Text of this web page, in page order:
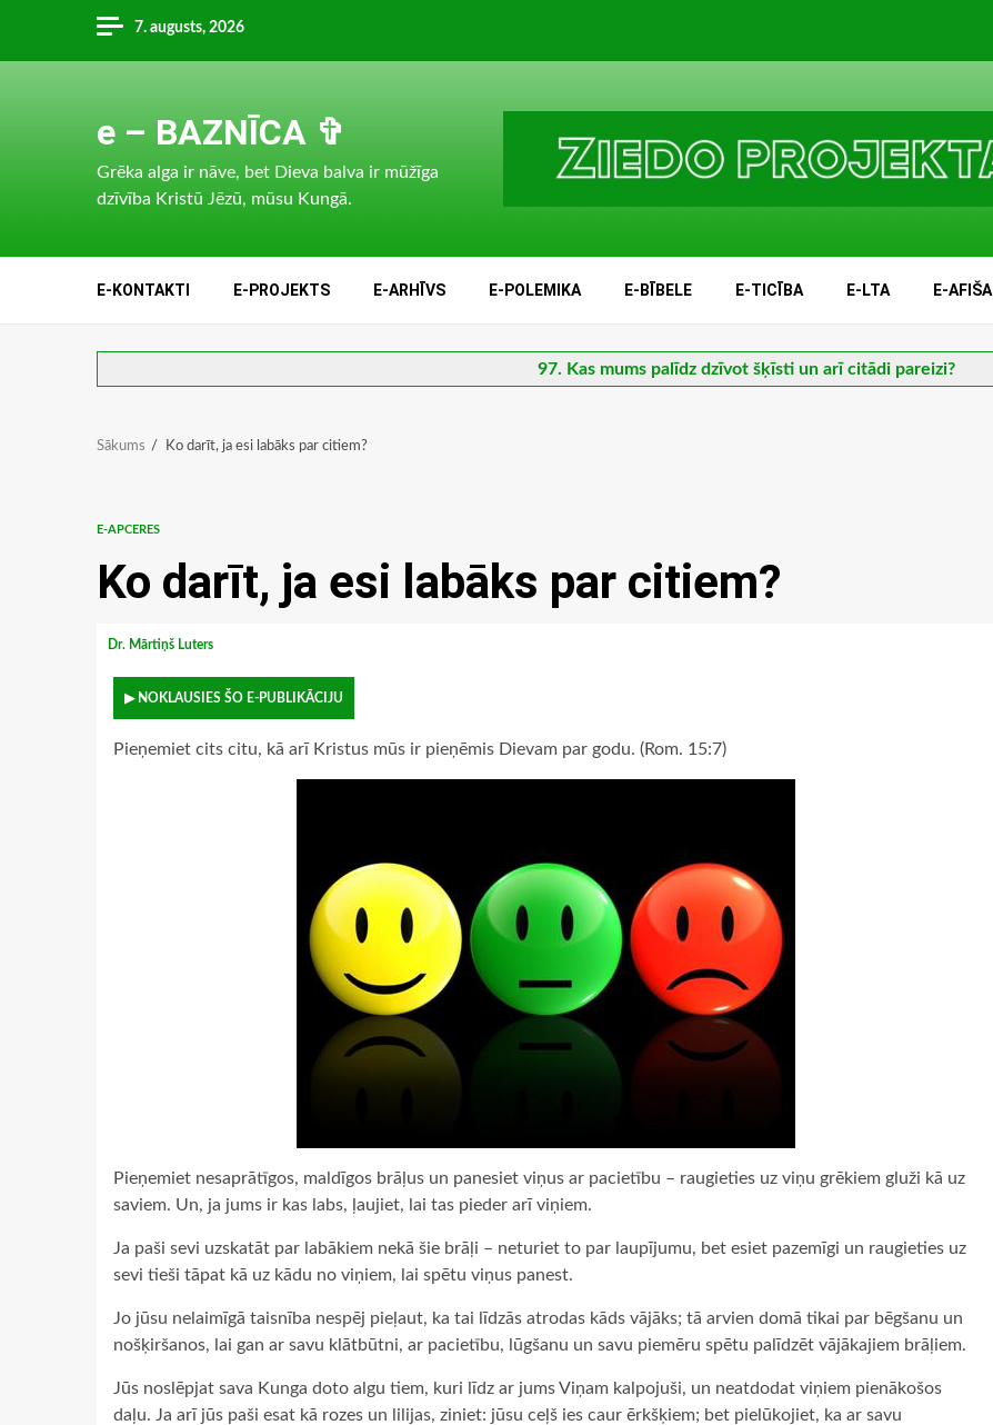
content
7. augusts, 2026
e – BAZNĪCA ✞
Grēka alga ir nāve, bet Dieva balva ir mūžīga
dzīvība Kristū Jēzū, mūsu Kungā.
E-KONTAKTI E-PROJEKTS E-ARHĪVS E-POLEMIKA E-BĪBELE E-TICĪBA E-LTA E-AFIŠA
97. Kas mums palīdz dzīvot šķīsti un arī citādi pareizi?
Sākums Ko darīt, ja esi labāks par citiem?
E-APCERES
Ko darīt, ja esi labāks par citiem?
Dr. Mārtiņš Luters
▶ NOKLAUSIES ŠO E-PUBLIKĀCIJU
Pieņemiet cits citu, kā arī Kristus mūs ir pieņēmis Dievam par godu. (Rom. 15:7)
Pieņemiet nesaprātīgos, maldīgos brāļus un panesiet viņus ar pacietību – raugieties uz viņu grēkiem gluži kā uz
saviem. Un, ja jums ir kas labs, ļaujiet, lai tas pieder arī viņiem.
Ja paši sevi uzskatāt par labākiem nekā šie brāļi – neturiet to par laupījumu, bet esiet pazemīgi un raugieties uz
sevi tieši tāpat kā uz kādu no viņiem, lai spētu viņus panest.
Jo jūsu nelaimīgā taisnība nespēj pieļaut, ka tai līdzās atrodas kāds vājāks; tā arvien domā tikai par bēgšanu un
nošķiršanos, lai gan ar savu klātbūtni, ar pacietību, lūgšanu un savu piemēru spētu palīdzēt vājākajiem brāļiem.
Jūs noslēpjat sava Kunga doto algu tiem, kuri līdz ar jums Viņam kalpojuši, un neatdodat viņiem pienākošos
daļu. Ja arī jūs paši esat kā rozes un lilijas, ziniet: jūsu ceļš ies caur ērkšķiem; bet pielūkojiet, ka ar savu